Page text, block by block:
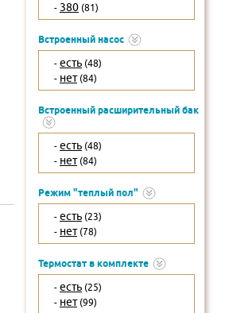
- 380 (81)
Встроенный насос
- есть (48)
- нет(84)
Встроенный расширительный бак
- есть (48)
- нет(84)
Режим "теплый пол"
- есть (23)
- нет(78)
Термостат в комплекте
- есть (25)
- нет(99)